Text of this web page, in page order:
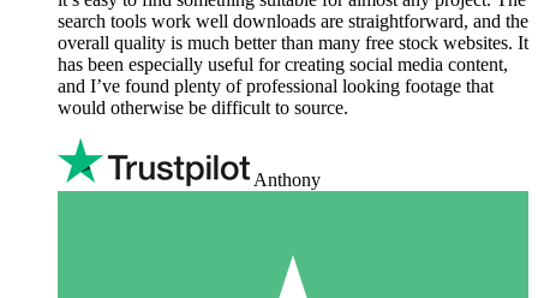
search tools work well downloads are straightforward, and the
overall quality is much better than many free stock websites. It
has been especially useful for creating social media content,
and I’ve found plenty of professional looking footage that
would otherwise be difficult to source.
Anthony